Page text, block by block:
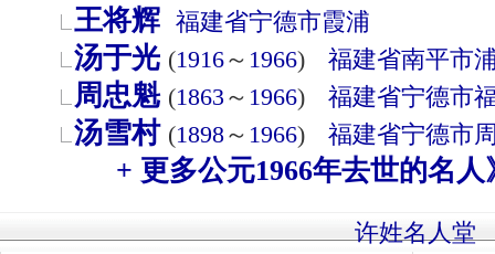
王将辉 福建省宁德市霞浦
汤于光 (1916～ 1966) 福建省南平市
周忠魁 (1863 ～ 1966) 福建省宁德市
汤雪村 (1898～ 1966) 福建省宁德市
+ 更多公元1966年去世的名人
许姓名人堂